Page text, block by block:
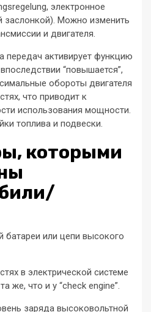
электронное
заслонкой). Можно изменить
и двигателя.
передач активирует функцию
впоследствии “повышается”,
обороты двигателя
что приводит к
использования мощности.
топлива и подвески.
которыми
батареи или цепи высокого
в электрической системе
же, что и у “check engine”.
заряда высоковольтной